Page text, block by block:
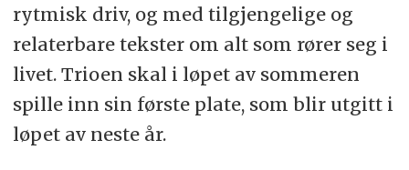
rytmisk driv, og med tilgjengelige og
relaterbare tekster om alt som rører seg i
livet. Trioen skal i løpet av sommeren
spille inn sin første plate, som blir utgitt i
løpet av neste år.